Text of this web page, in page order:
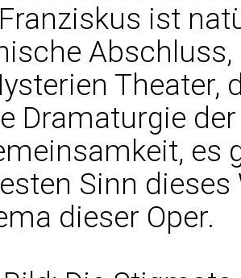
ist
Theater,
Dramaturgie der
es
Sinn
dieser Oper.